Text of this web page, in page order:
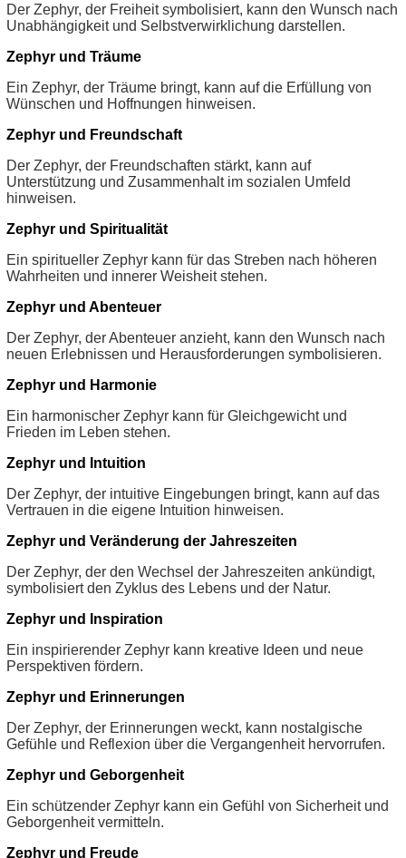
Der Zephyr, der Freiheit symbolisiert, kann den Wunsch nach
Unabhängigkeit und Selbstverwirklichung darstellen.
Zephyr und Träume
Ein Zephyr, der Träume bringt, kann auf die Erfüllung von
Wünschen und Hoffnungen hinweisen.
Zephyr und Freundschaft
Der Zephyr, der Freundschaften stärkt, kann auf
Unterstützung und Zusammenhalt im sozialen Umfeld
hinweisen.
Zephyr und Spiritualität
Ein spiritueller Zephyr kann für das Streben nach höheren
Wahrheiten und innerer Weisheit stehen.
Zephyr und Abenteuer
Der Zephyr, der Abenteuer anzieht, kann den Wunsch nach
neuen Erlebnissen und Herausforderungen symbolisieren.
Zephyr und Harmonie
Ein harmonischer Zephyr kann für Gleichgewicht und
Frieden im Leben stehen.
Zephyr und Intuition
Der Zephyr, der intuitive Eingebungen bringt, kann auf das
Vertrauen in die eigene Intuition hinweisen.
Zephyr und Veränderung der Jahreszeiten
Der Zephyr, der den Wechsel der Jahreszeiten ankündigt,
symbolisiert den Zyklus des Lebens und der Natur.
Zephyr und Inspiration
Ein inspirierender Zephyr kann kreative Ideen und neue
Perspektiven fördern.
Zephyr und Erinnerungen
Der Zephyr, der Erinnerungen weckt, kann nostalgische
Gefühle und Reflexion über die Vergangenheit hervorrufen.
Zephyr und Geborgenheit
Ein schützender Zephyr kann ein Gefühl von Sicherheit und
Geborgenheit vermitteln.
Zephyr und Freude